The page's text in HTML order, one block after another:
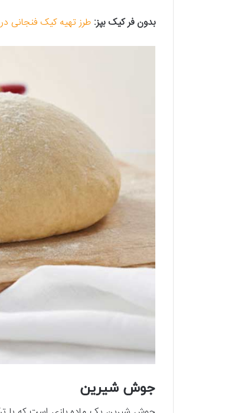
بدون فر کیک بپز: طرز تهیه کیک فنجانی
جوش شیرین